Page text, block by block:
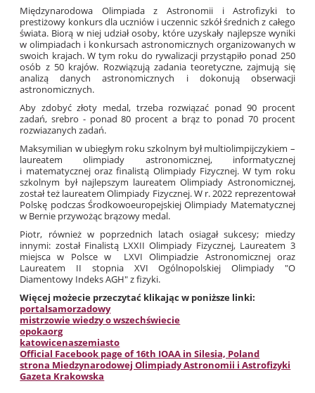
Międzynarodowa Olimpiada z Astronomii i Astrofizyki to
prestiżowy konkurs dla uczniów i uczennic szkół średnich z całego
świata. Biorą w niej udział osoby, które uzyskały najlepsze wyniki
w olimpiadach i konkursach astronomicznych organizowanych w
swoich krajach. W tym roku do rywalizacji przystąpiło ponad 250
osób z 50 krajów. Rozwiązują zadania teoretyczne, zajmują się
analizą danych astronomicznych i dokonują obserwacji
astronomicznych.
Aby zdobyć złoty medal, trzeba rozwiązać ponad 90 procent
zadań, srebro - ponad 80 procent a brąz to ponad 70 procent
rozwiazanych zadań.
Maksymilian w ubiegłym roku szkolnym był multiolimpijczykiem –
laureatem olimpiady astronomicznej, informatycznej
i matematycznej oraz finalistą Olimpiady Fizycznej. W tym roku
szkolnym był najlepszym laureatem Olimpiady Astronomicznej,
został też laureatem Olimpiady Fizycznej. W r. 2022 reprezentował
Polskę podczas Środkowoeuropejskiej Olimpiady Matematycznej
w Bernie przywożąc brązowy medal.
Piotr, również w poprzednich latach osiagał sukcesy; miedzy
innymi: został Finalistą LXXII Olimpiady Fizycznej, Laureatem 3
miejsca w Polsce w LXVI Olimpiadzie Astronomicznej oraz
Laureatem II stopnia XVI Ogólnopolskiej Olimpiady "O
Diamentowy Indeks AGH" z fizyki.
Więcej możecie przeczytać klikając w poniższe linki:
portalsamorzadowy
mistrzowie wiedzy o wszechświecie
opokaorg
katowicenaszemiasto
Official Facebook page of 16th IOAA in Silesia, Poland
strona Miedzynarodowej Olimpiady Astronomii i Astrofizyki
Gazeta Krakowska